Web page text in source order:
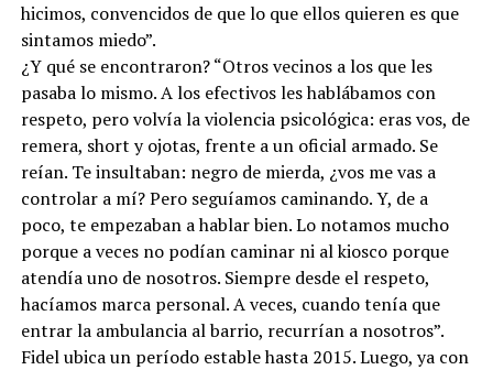
hicimos, convencidos de que lo que ellos quieren es que
sintamos miedo”.
¿Y qué se encontraron? “Otros vecinos a los que les
pasaba lo mismo. A los efectivos les hablábamos con
respeto, pero volvía la violencia psicológica: eras vos, de
remera, short y ojotas, frente a un oficial armado. Se
reían. Te insultaban: negro de mierda, ¿vos me vas a
controlar a mí? Pero seguíamos caminando. Y, de a
poco, te empezaban a hablar bien. Lo notamos mucho
porque a veces no podían caminar ni al kiosco porque
atendía uno de nosotros. Siempre desde el respeto,
hacíamos marca personal. A veces, cuando tenía que
entrar la ambulancia al barrio, recurrían a nosotros”.
Fidel ubica un período estable hasta 2015. Luego, ya con